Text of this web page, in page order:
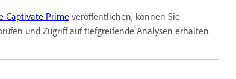
Captivate Primeveröffentlichen, können Sie
und Zugriff auf tiefgreifende Analysen erhalten.